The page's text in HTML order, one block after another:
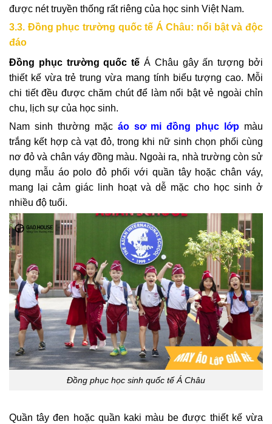
được nét truyền thống rất riêng của học sinh Việt Nam.
3.3. Đồng phục trường quốc tế Á Châu: nổi bật và độc
đáo
Đồng phục trường quốc tế Á Châu gây ấn tượng bởi
thiết kế vừa trẻ trung vừa mang tính biểu tượng cao. Mỗi
chi tiết đều được chăm chút để làm nổi bật vẻ ngoài chỉn
chu, lịch sự của học sinh.
Nam sinh thường mặc áo sơ mi đồng phục lớp màu
trắng kết hợp cà vạt đỏ, trong khi nữ sinh chọn phối cùng
nơ đỏ và chân váy đồng màu. Ngoài ra, nhà trường còn sử
dụng mẫu áo polo đỏ phối với quần tây hoặc chân váy,
mang lại cảm giác linh hoạt và dễ mặc cho học sinh ở
nhiều độ tuổi.
Đồng phục học sinh quốc tế Á Châu
Quần tây đen hoặc quần kaki màu be được thiết kế vừa